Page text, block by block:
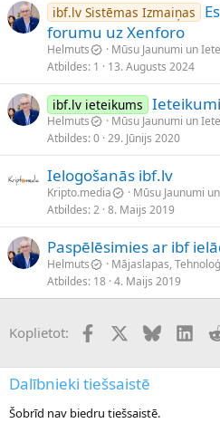
ibf.lv Sistēmas Izmaiņas
forumu uz Xenforo
Helmuts
Mūsu Jaunumi un
Atbildes 1 13. Augusts 2024
ibf.lv ieteikums
Helmuts
Mūsu Jaunumi un
Atbildes 0 29. Jūnijs 2020
Ielogošanās ibf.lv
Kripto.media
Mūsu Jaunumi
Atbildes 2 8. Maijs 2019
Paspēlēsimies ar ibf
Helmuts
Mājaslapas,
Atbildes 18 4. Maijs 2019
Koplietot: FacebookX (Twitter)
Bluesky
Dalībnieki tiešsaistē
Šobrīd nav biedru tiešsaistē.